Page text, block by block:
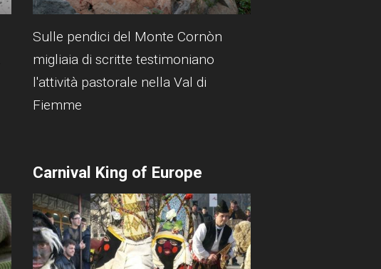
Sulle pendici del Monte Cornòn
migliaia di scritte testimoniano
l'attività pastorale nella Val di
Fiemme
Carnival King of Europe